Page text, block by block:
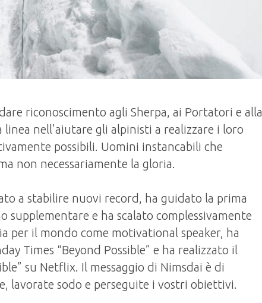
riconoscimento agli Sherpa, ai Portatori e alla
nell’aiutare gli alpinisti a realizzare i loro
possibili. Uomini instancabili che
non necessariamente la gloria.
a stabilire nuovi record, ha guidato la prima
supplementare e ha scalato complessivamente
per il mondo come motivational speaker, ha
Times “Beyond Possible” e ha realizzato il
su Netflix. Il messaggio di Nimsdai è di
lavorate sodo e perseguite i vostri obiettivi.